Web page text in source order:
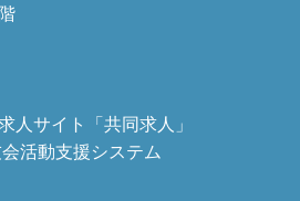
人サイト「共同求人」
活動支援システム